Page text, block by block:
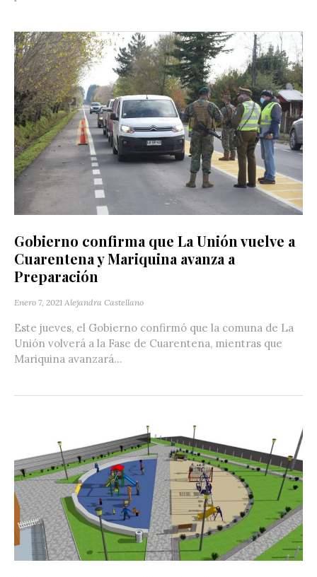
Gobierno confirma que La Unión vuelve a
Cuarentena y Mariquina avanza a
Preparación
Enero 7, 2021 Alejandra Castellano
Este jueves, el Gobierno confirmó que la comuna de La
Unión volverá a la Fase de Cuarentena, mientras que
Mariquina avanzará...